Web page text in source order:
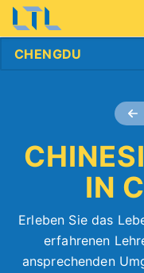
IN
Erleben Sie das
erfahrenen
ansprechenden